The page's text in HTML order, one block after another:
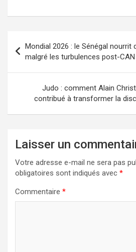
ce
o
o
st
o
d
o
n
ail ta
g
er
Mondial 2026 : le Sénégal nourrit
malgré les turbulences post-CAN
Judo : comment Alain
contribué à transformer la
Laisser un
Votre adresse e-mail ne sera pas
obligatoires sont indiqués avec *
Commentaire *